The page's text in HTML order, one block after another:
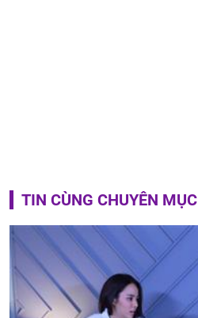
TIN CÙNG CHUYÊN MỤC